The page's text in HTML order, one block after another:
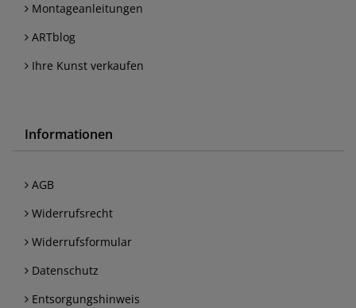
Montageanleitungen
ARTblog
Ihre Kunst verkaufen
Informationen
AGB
Widerrufsrecht
Widerrufsformular
Datenschutz
Entsorgungshinweis